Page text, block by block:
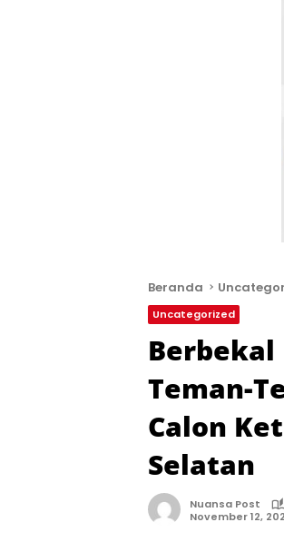
Beranda
Uncategorized
Berbekal
Teman-
Calon
Selatan
Nuansa Post
November 12,